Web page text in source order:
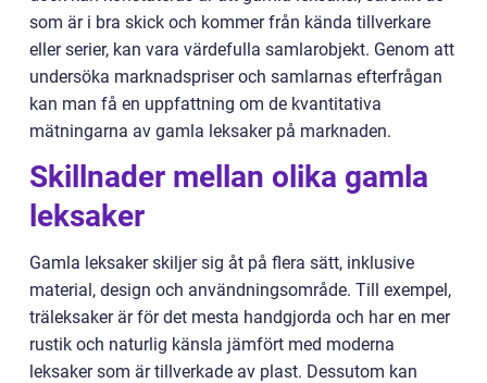
som är i bra skick och kommer från kända tillverkare
eller serier, kan vara värdefulla samlarobjekt. Genom att
undersöka marknadspriser och samlarnas efterfrågan
kan man få en uppfattning om de kvantitativa
mätningarna av gamla leksaker på marknaden.
Skillnader mellan olika gamla
leksaker
Gamla leksaker skiljer sig åt på flera sätt, inklusive
material, design och användningsområde. Till exempel,
träleksaker är för det mesta handgjorda och har en mer
rustik och naturlig känsla jämfört med moderna
leksaker som är tillverkade av plast. Dessutom kan